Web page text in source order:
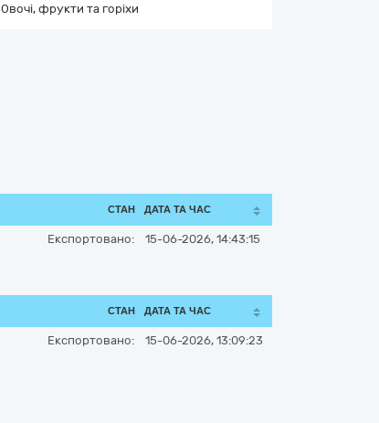
Овочі, фрукти та горіхи
СТАН ДАТА ТА ЧАС
Експортовано: 15-06-2026, 14:43:15
СТАН ДАТА ТА ЧАС
Експортовано: 15-06-2026, 13:09:23